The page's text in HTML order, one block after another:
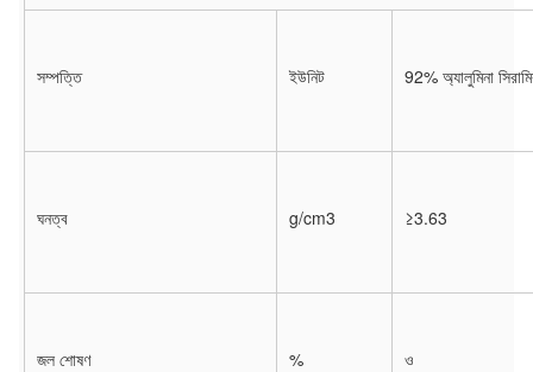
সম্পত্তি ইউনিট 92% অ্যালুমিনা
ঘনত্ব g/cm3 ≥3.63
জল শোষণ % ও